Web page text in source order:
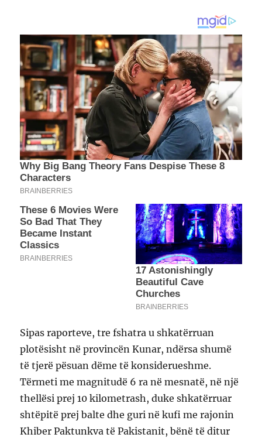
Sipas raporteve, tre fshatra u shkatërruan
plotësisht në provincën Kunar, ndërsa shumë
të tjerë pësuan dëme të konsiderueshme.
Tërmeti me magnitudë 6 ra në mesnatë, në një
thellësi prej 10 kilometrash, duke shkatërruar
shtëpitë prej balte dhe guri në kufi me rajonin
Khiber Paktunkva të Pakistanit, bënë të ditur